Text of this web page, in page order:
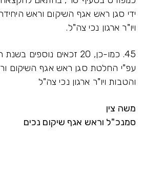
ידי סגן ראש אגף השיקום וראש
ויו"ר ארגון נכי צה"ל.
45. כמו-כן, 20 זכאים
עפ"י החלטת סגן ראש אגף השיקום
והטבות ויו"ר ארגון נכי צה"ל
משה צין
סמנכ"ל וראש אגף שיקום נכים